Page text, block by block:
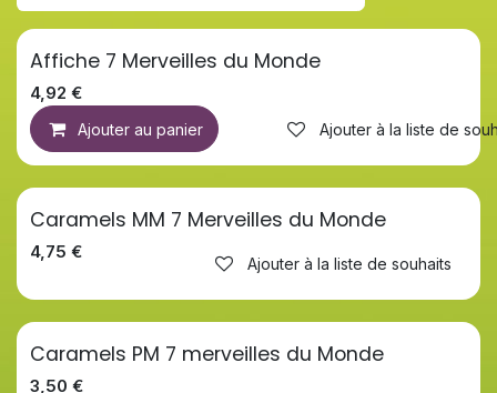
Affiche 7 Merveilles du Monde
4,92 €
Ajouter au panier Ajouter à la liste de
Caramels MM 7 Merveilles du Monde
4,75 €
Ajouter à la liste de souhaits
Caramels PM 7 merveilles du Monde
3,50 €